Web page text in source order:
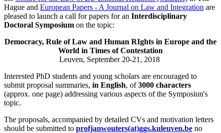
Hague and European Papers - A Journal on Law and Integration are
pleased to launch a call for papers for an Interdisciplinary
Doctoral Symposium on the topic:
Democracy, Rule of Law and Human RIghts in Europe and the
World in Times of Contestation
Leuven, September 20-21, 2018
Interested PhD students and young scholars are encouraged to
submit proposal summaries, in English, of3000 characters
(approx. one page) addressing various aspects of the Symposiun's
topic.
The proposals, accompanied by detailed CVs and motivation letters
should be submitted to profjanwouters(at)ggs.kuleuven.be no